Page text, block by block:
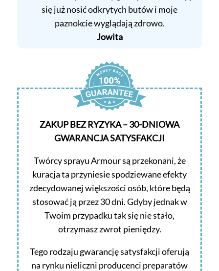
się już nosić odkrytych butów i moje
paznokcie wyglądają zdrowo.
Jowita
ZAKUP BEZ RYZYKA – 30-DNIOWA
GWARANCJA SATYSFAKCJI
Twórcy sprayu Armour są przekonani, że
kuracja ta przyniesie spodziewane efekty
zdecydowanej większości osób, które będą
stosować ją przez 30 dni. Gdyby jednak w
Twoim przypadku tak się nie stało,
otrzymasz zwrot pieniędzy.
Tego rodzaju gwarancję satysfakcji oferują
na rynku nieliczni producenci preparatów